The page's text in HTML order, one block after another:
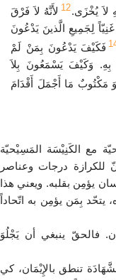
لاَ يُخْزَى.12 لأَنَّهُ لاَ فَرْقَ
غَنِيّاً لِجَمِيعِ الَّذينَ يَدْعُونَ
فَكَيْفَ يَدْعُونَ بِمَنْ لَمْ
بِهِ. وَكَيْفَ يَسْمَعُونَ بِلاَ
مَكْتُوبٌ مَا أَجْمَلَ أَقْدَامَ
مع الكَنِيْسَة المَسِيْحيّة
درجات وعناصر
يؤمِن بقلبه. ويعني هذا
يتحّد بِمَن يؤمِن به اتّحاداً
فالحقّ ينبغي أن يَجْلُوَ
تنطق بالإِيْمَان، كي